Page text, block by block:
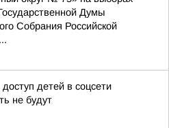
Думы
Собрания Российской
детей в соцсети
не будут